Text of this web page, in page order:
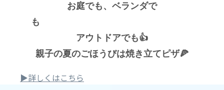
お庭でも、ベランダで
も
アウトドアでも👍
親子の夏のごほうびは焼き立てピザ🍕
▶詳しくはこちら